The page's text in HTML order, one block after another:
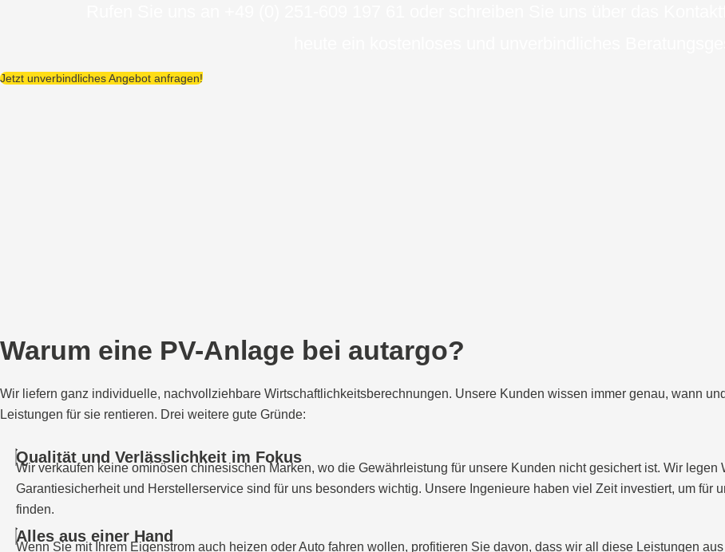
Jetzt unverbindliches Angebot anfragen!
Warum eine PV-Anlage bei autargo?
Wir liefern ganz individuelle, nachvollziehbare Wirtschaftlichkeitsberechnungen. Unsere Kunden wissen immer genau, wann
Leistungen für sie rentieren. Drei weitere gute Gründe:
Qualität und Verlässlichkeit im Fokus
Wir verkaufen keine ominösen chinesischen Marken, wo die Gewährleistung für unsere Kunden nicht gesichert ist. Wir
Garantiesicherheit und Herstellerservice sind für uns besonders wichtig. Unsere Ingenieure haben viel Zeit investiert, um für
finden.
Alles aus einer Hand
Wenn Sie mit Ihrem Eigenstrom auch heizen oder Auto fahren wollen, profitieren Sie davon, dass wir all diese Leistungen